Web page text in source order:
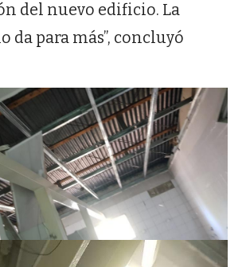
del nuevo edificio. La
da para más”, concluyó